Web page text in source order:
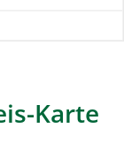
Karte